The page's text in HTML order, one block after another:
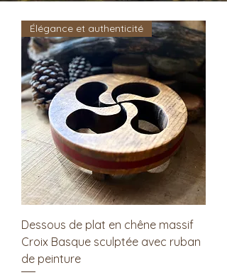
Élégance et authenticité
Dessous de plat en chêne massif
Croix Basque sculptée avec ruban
de peinture